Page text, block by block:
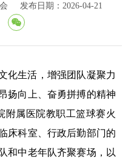
发布日期：2026-04-21
化生活，增强团队凝聚力
扬向上、奋勇拼搏的精神
附属医院教职工篮球赛火
床科室、行政后勤部门的
和中老年队齐聚赛场，以